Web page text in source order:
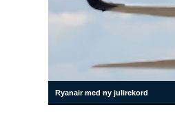
Ryanair med ny julirekord